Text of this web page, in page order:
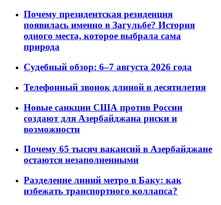
Почему президентская резиденция
появилась именно в Загульбе? История
одного места, которое выбрала сама
природа
Судебный обзор: 6–7 августа 2026 года
Телефонный звонок длиной в десятилетия
Новые санкции США против России
создают для Азербайджана риски и
возможности
Почему 65 тысяч вакансий в Азербайджане
остаются незаполненными
Разделение линий метро в Баку: как
избежать транспортного коллапса?